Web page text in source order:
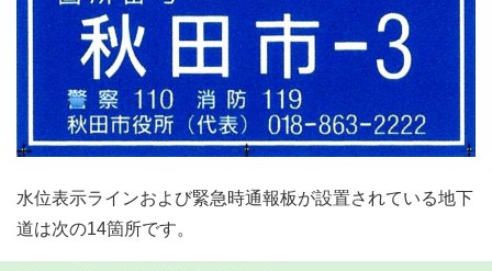
水位表示ラインおよび緊急時通報板が設置されている地下
道は次の14箇所です。